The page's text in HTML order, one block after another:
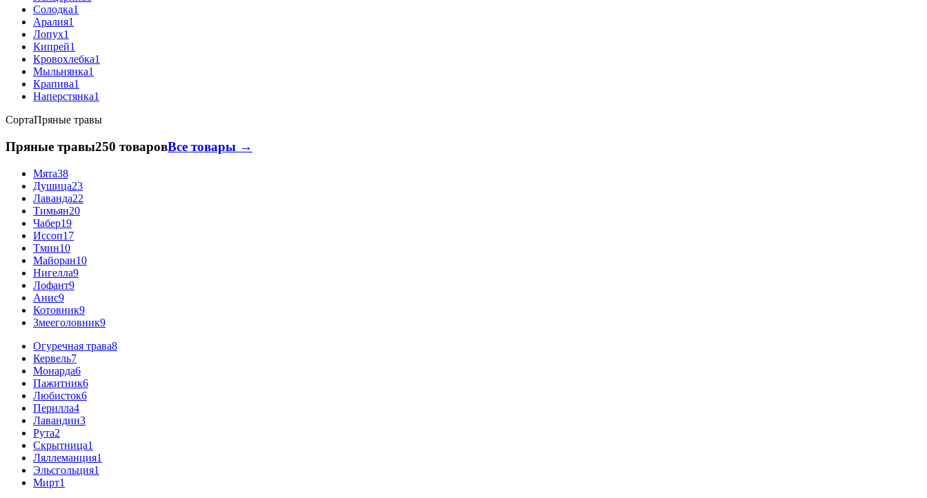
Солодка1
Аралия1
Лопух1
Кипрей1
Кровохлебка1
Мыльнянка1
Крапива1
Наперстянка1
СортаПряные травы
Пряные травы250 товаровВсе товары →
Мята38
Душица23
Лаванда22
Тимьян20
Чабер19
Иссоп17
Тмин10
Майоран10
Нигелла9
Лофант9
Анис9
Котовник9
Змееголовник9
Огуречная трава8
Кервель7
Монарда6
Пажитник6
Любисток6
Перилла4
Лавандин3
Рута2
Скрытница1
Ляллеманция1
Эльсгольция1
Мирт1